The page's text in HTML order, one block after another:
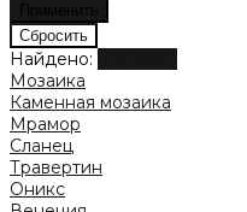
Найдено:
Мозаика
Каменная мозаика
Мрамор
Сланец
Травертин
Оникс